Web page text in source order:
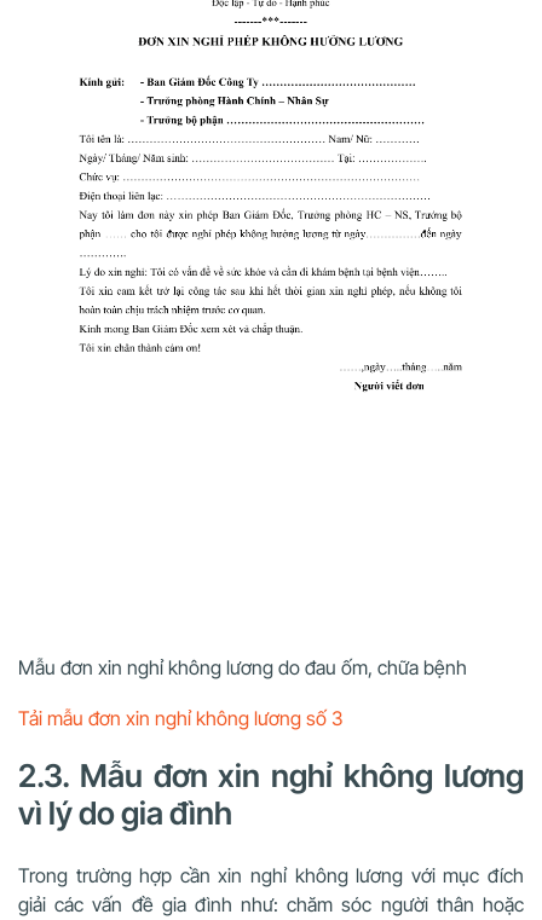
Mẫu đơn xin nghỉ không lương do đau ốm, chữa bệnh
Tải mẫu đơn xin nghỉ không lương số 3
2.3. Mẫu đơn xin nghỉ không lương
vì lý do gia đình
Trong trường hợp cần xin nghỉ không lương với mục đích
giải các vấn đề gia đình như: chăm sóc người thân hoặc